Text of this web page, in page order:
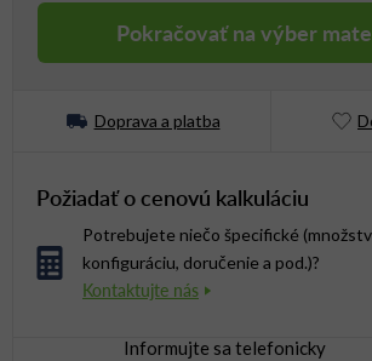
Pokračovať na výber
Doprava a platba
Požiadať o cenovú kalkuláciu
Potrebujete niečo špecifické
konfiguráciu, doručenie a pod.)?
Informujte sa telefonicky